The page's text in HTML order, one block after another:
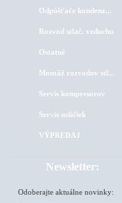
Odpúšťače kondenz...
Rozvod stlač. vzduchu
Ostatné
Montáž rozvodov stl...
Servis kompresorov
Servis sušičiek
VÝPREDAJ
Newsletter:
Odoberajte aktuálne novinky: